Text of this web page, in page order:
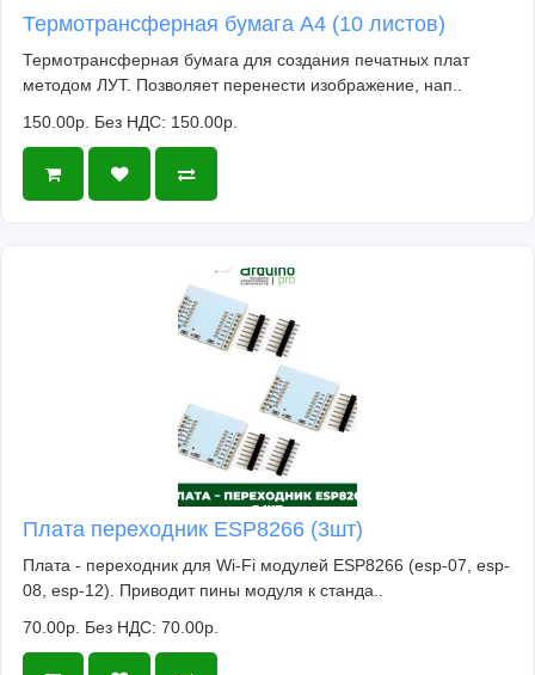
Термотрансферная бумага А4 (10 листов)
Термотрансферная бумага для создания печатных плат
методом ЛУТ. Позволяет перенести изображение, нап..
150.00р. Без НДС: 150.00р.
Плата переходник ESP8266 (3шт)
Плата - переходник для Wi-Fi модулей ESP8266 (esp-07, esp-
08, esp-12). Приводит пины модуля к станда..
70.00р. Без НДС: 70.00р.